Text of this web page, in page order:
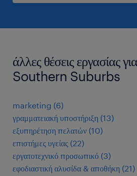
άλλες θέσεις εργασίας
Southern Suburbs
marketing (6)
γραμματειακή υποστήριξη (13)
εξυπηρέτηση πελατών (10)
επιστήμες υγείας (22)
εργατοτεχνικό προσωπικό (3)
εφοδιαστική αλυσίδα & αποθήκη (21)